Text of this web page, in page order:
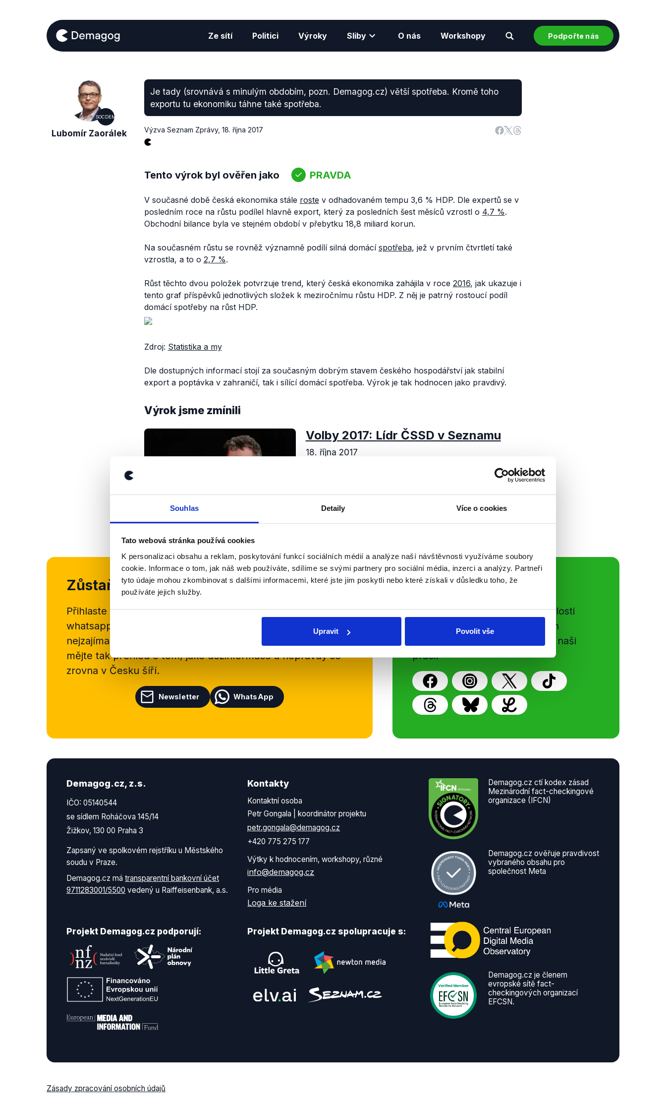
Souhlas Detaily Více o cookies
Tato webová stránka používá cookies
K personalizaci obsahu a reklam, poskytování funkcí sociálních médií a analýze naší návštěvnosti využíváme soubory
cookie. Informace o tom, jak náš web používáte, sdílíme se svými partnery pro sociální média, inzerci a analýzy. Partneři
tyto údaje mohou zkombinovat s dalšími informacemi, které jste jim poskytli nebo které získali v důsledku toho, že
používáte jejich služby.
Upravit Povolit vše
Ze sítí Politici Výroky Sliby O nás Workshopy Podpořte nás
SOCDEM
Lubomír Zaorálek
Je tady (srovnává s minulým obdobím, pozn. Demagog.cz) větší spotřeba. Kromě toho
exportu tu ekonomiku táhne také spotřeba.
Výzva Seznam Zprávy, 18. října 2017
Tento výrok byl ověřen jako PRAVDA
V současné době česká ekonomika stále roste v odhadovaném tempu 3,6 % HDP. Dle expertů se v
posledním roce na růstu podílel hlavně export, který za posledních šest měsíců vzrostl o 4,7 %.
Obchodní bilance byla ve stejném období v přebytku 18,8 miliard korun.
Na současném růstu se rovněž významně podílí silná domácí spotřeba, jež v prvním čtvrtletí také
vzrostla, a to o 2,7 %.
Růst těchto dvou položek potvrzuje trend, který česká ekonomika zahájila v roce 2016, jak ukazuje i
tento graf příspěvků jednotlivých složek k meziročnímu růstu HDP. Z něj je patrný rostoucí podíl
domácí spotřeby na růst HDP.
Zdroj: Statistika a my
Dle dostupných informací stojí za současným dobrým stavem českého hospodářství jak stabilní
export a poptávka v zahraničí, tak i sílící domácí spotřeba. Výrok je tak hodnocen jako pravdivý.
Výrok jsme zmínili
OVĚŘENO
Volby 2017: Lídr ČSSD v Seznamu
18. října 2017
Volební lídr ČSSD řešil ve svých faktických výrocích
Číst dál
Zůstaňme v kontaktu
Přihlaste se k odběru našehonewsletteru nebo
whatsappového kanálu, kde pravidelně přinášíme shrnutí
nejzajímavějších článků a analýz. Začněte nás odebírat, a
mějte tak přehled o tom, jaké dezinformace a nepravdy se
zrovna v Česku šíří.
Newsletter WhatsApp
Sociální sítě
Nenechte si ujít nejnovější události
z Demagog.cz. Sdílením našich
příspěvků přátelům podpoříte naši
práci.
Demagog.cz, z.s.
IČO: 05140544
se sídlem Roháčova 145/14
Žižkov, 130 00 Praha 3
Zapsaný ve spolkovém rejstříku u Městského
soudu v Praze.
Demagog.cz má transparentní bankovní účet
9711283001/5500 vedený u Raiffeisenbank, a.s.
Kontakty
Kontaktní osoba
Petr Gongala | koordinátor projektu
petr.gongala@demagog.cz
+420 775 275 177
Výtky k hodnocením, workshopy, různé
info@demagog.cz
Pro média
Loga ke stažení
Projekt Demagog.cz podporují: Projekt Demagog.cz spolupracuje s:
Demagog.cz ctí kodex zásad
Mezinárodní fact-checkingové
organizace (IFCN)
Demagog.cz ověřuje pravdivost
vybraného obsahu pro
společnost Meta
Demagog.cz je členem
evropské sítě fact-
checkingových organizací
EFCSN.
Zásady zpracování osobních údajů